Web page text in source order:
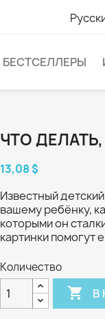
БЕСТСЕЛЛЕРЫ
ЧТО
13,08 $
Известный
вашему ребёнку,
которыми он
картинки помогут
Количество
 В